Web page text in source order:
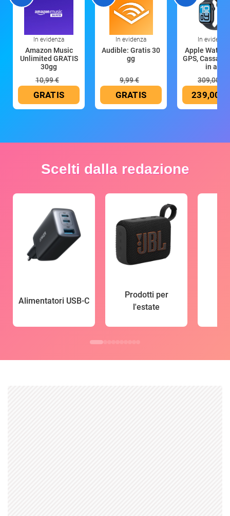
In evidenza
Amazon Music
Unlimited GRATIS
30gg
10,99 €
GRATIS
In evidenza
Audible: Gratis 30
gg
9,99 €
GRATIS
In evidenza
Apple Watch
GPS, Cassa
in all
309,00 €
239,00 €
Scelti dalla redazione
Alimentatori USB-C
Prodotti per
l'estate